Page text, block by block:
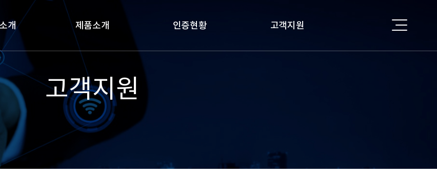
개
루션
루션
솔루션
솔루션
제품소개
조달우수제품
혁신제품
MAS(다수공급자)
상용 소프트웨어
인증현황 고객지원
고객지원